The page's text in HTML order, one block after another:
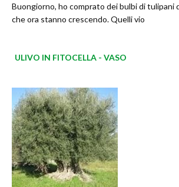
Buongiorno, ho comprato dei bulbi di tulipani
che ora stanno crescendo. Quelli vio
ULIVO IN FITOCELLA - VASO